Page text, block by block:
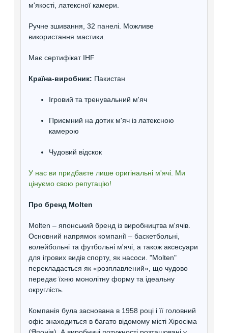
м'якості, латексної камери.
Ручне зшивання, 32 панелі. Можливе
використання мастики.
Має сертифікат IHF
Країна-виробник: Пакистан
Ігровий та тренувальний м'яч
Приємний на дотик м'яч із латексною
камерою
Чудовий відскок
У нас ви придбаєте лише оригінальні м'ячі. Ми
цінуємо свою репутацію!
Про бренд Molten
Molten – японський бренд із виробництва м'ячів.
Основний напрямок компанії – баскетбольні,
волейбольні та футбольні м'ячі, а також аксесуари
для ігрових видів спорту, як насоси. "Molten"
перекладається як «розплавлений», що чудово
передає їхню монолітну форму та ідеальну
округлість.
Компанія була заснована в 1958 році і її головний
офіс знаходиться в багато відомому місті Хіросіма